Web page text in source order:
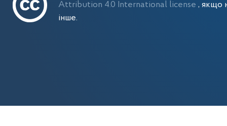
Attribution 4.0 International license , якщо
інше.